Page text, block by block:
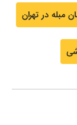
مبله در تهران